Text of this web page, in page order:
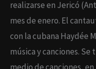
realizarse en Jericó
mes de enero. El
con la cubana Haydée
música y canciones.